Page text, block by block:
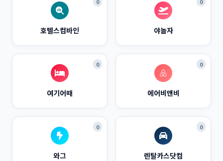
호텔스컴바인 야놀자
여기어때
0
에어비앤비
0
와그
0
렌탈카스닷컴
0